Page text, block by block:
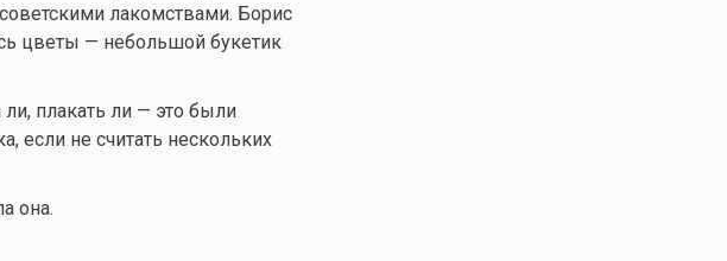
лакомствами. Борис
цветы — небольшой букетик
плакать ли — это были
если не считать нескольких
она.